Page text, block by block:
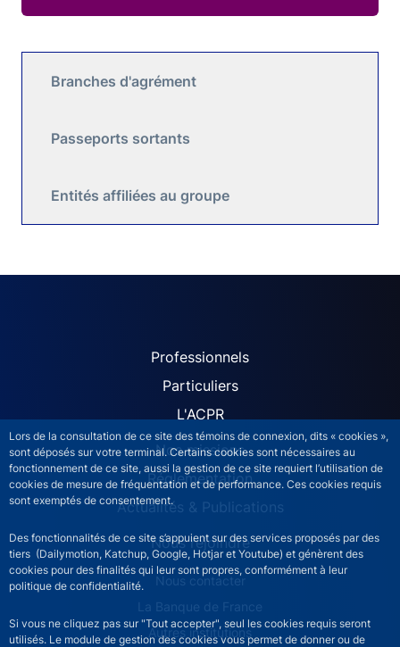
Lors de la consultation de ce site des témoins de connexion, dits « cookies »,
sont déposés sur votre terminal. Certains cookies sont nécessaires au
fonctionnement de ce site, aussi la gestion de ce site requiert l’utilisation de
cookies de mesure de fréquentation et de performance. Ces cookies requis
sont exemptés de consentement.
Des fonctionnalités de ce site s’appuient sur des services proposés par des
tiers (Dailymotion, Katchup, Google, Hotjar et Youtube) et génèrent des
cookies pour des finalités qui leur sont propres, conformément à leur
politique de confidentialité.
Si vous ne cliquez pas sur "Tout accepter", seul les cookies requis seront
utilisés. Le module de gestion des cookies vous permet de donner ou de
Branches d'agrément
Passeports sortants
Entités affiliées au groupe
ACPR site navigation
Professionnels
Particuliers
L'ACPR
Nos missions
Réglementation
Actualités & Publications
Nous rejoindre
ACPR footer secondary menu (French)
Nous contacter
La Banque de France
Autres institutions